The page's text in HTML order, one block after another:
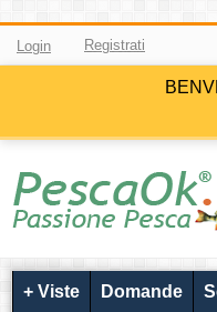
Login Registrati
+ Viste Domande